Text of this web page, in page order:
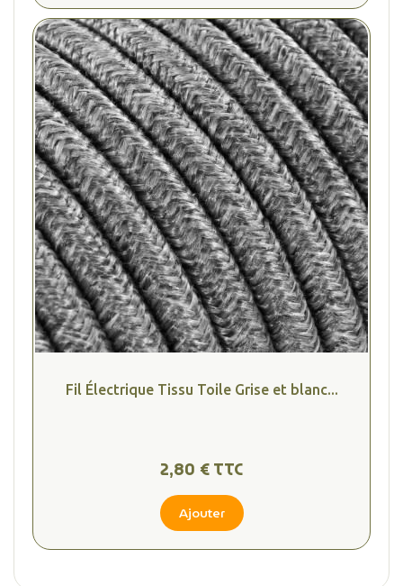
Fil Électrique Tissu Toile Grise et blanc...
2,80 € TTC
Ajouter